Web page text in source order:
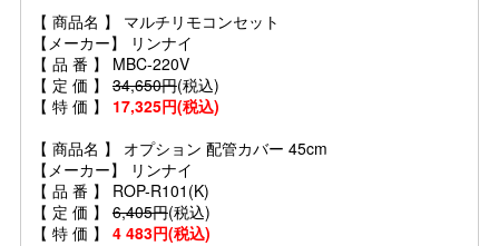
【 商品名 】 マルチリモコンセット
【メーカー】 リンナイ
【 品 番 】 MBC-220V
【 定 価 】 34,650円(税込)
【 特 価 】 17,325円(税込)
【 商品名 】 オプション 配管カバー 45cm
【メーカー】 リンナイ
【 品 番 】 ROP-R101(K)
【 定 価 】 6,405円(税込)
【 特 価 】 4 483円(税込)